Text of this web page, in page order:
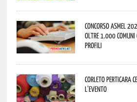
Concorso Asmel
oltre 1.000 Comuni
profili
Corleto Perticara
l’evento